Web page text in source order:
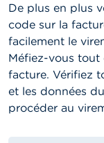
De plus en plus
code sur la
facilement le
Méfiez-vous tout
facture. Vérifiez
et les données
procéder au